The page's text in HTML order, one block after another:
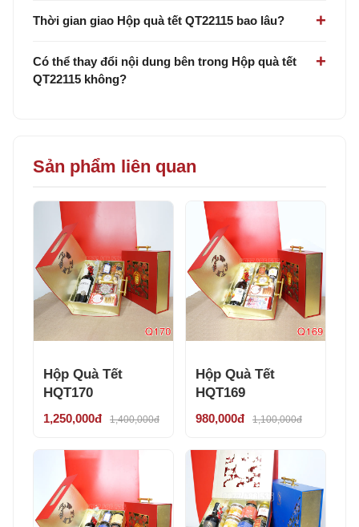
Thời gian giao Hộp quà tết QT22115 bao lâu?
Có thể thay đổi nội dung bên trong Hộp quà tết
QT22115 không?
Sản phẩm liên quan
Hộp Quà Tết
HQT170
1,250,000đ 1,400,000đ
Hộp Quà Tết
HQT169
980,000đ 1,100,000đ